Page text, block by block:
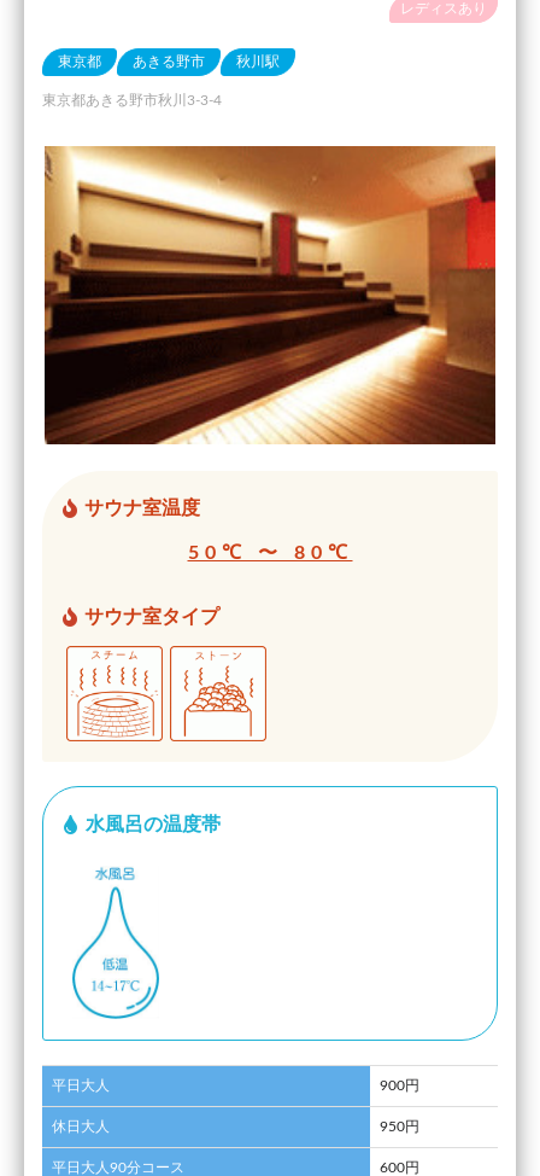
レディスあり
東京都 あきる野市 秋川駅
東京都あきる野市秋川3-3-4
サウナ室温度
50℃ 〜 80℃
サウナ室タイプ
水風呂の温度帯
平日大人 900円
休日大人 950円
平日大人90分コース 600円